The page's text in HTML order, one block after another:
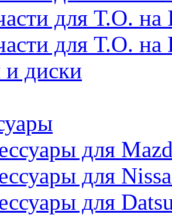
для Т.О.
для Т.О. на
диски
для
для
для